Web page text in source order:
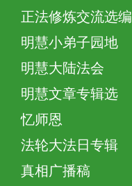
正法修炼交流选编
明慧小弟子园地
明慧大陆法会
明慧文章专辑选
忆师恩
法轮大法日专辑
真相广播稿